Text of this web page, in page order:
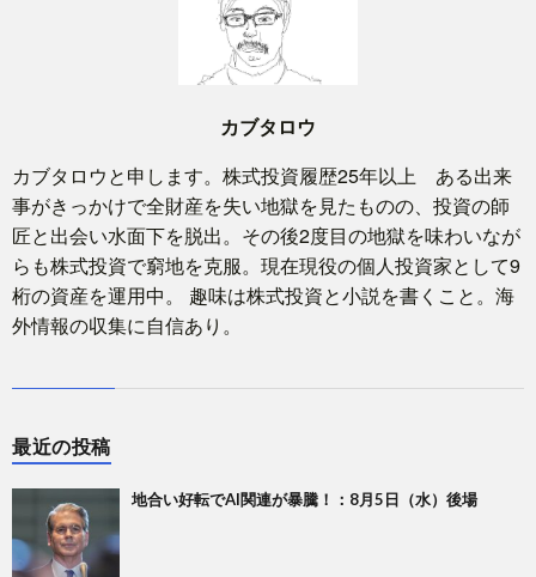
カブタロウ
カブタロウと申します。株式投資履歴25年以上 ある出来
事がきっかけで全財産を失い地獄を見たものの、投資の師
匠と出会い水面下を脱出。その後2度目の地獄を味わいなが
らも株式投資で窮地を克服。現在現役の個人投資家として9
桁の資産を運用中。 趣味は株式投資と小説を書くこと。海
外情報の収集に自信あり。
最近の投稿
地合い好転でAI関連が暴騰！：8月5日（水）後場